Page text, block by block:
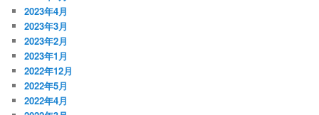
2023年4月
2023年3月
2023年2月
2023年1月
2022年12月
2022年5月
2022年4月